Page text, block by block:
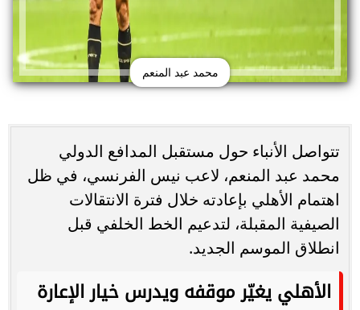
محمد عبد المنعم
تتواصل الأنباء حول مستقبل المدافع الدولي
محمد عبد المنعم، لاعب نيس الفرنسي، في ظل
اهتمام الأهلي بإعادته خلال فترة الانتقالات
الصيفية المقبلة، لتدعيم الخط الخلفي قبل
انطلاق الموسم الجديد.
الأهلي يغيّر موقفه ويدرس خيار الإعارة